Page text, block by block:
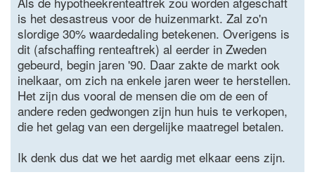
is het desastreus voor de huizenmarkt. Zal zo'n
slordige 30% waardedaling betekenen. Overigens is
dit (afschaffing renteaftrek) al eerder in Zweden
gebeurd, begin jaren '90. Daar zakte de markt ook
inelkaar, om zich na enkele jaren weer te herstellen.
Het zijn dus vooral de mensen die om de een of
andere reden gedwongen zijn hun huis te verkopen,
die het gelag van een dergelijke maatregel betalen.
Ik denk dus dat we het aardig met elkaar eens zijn.